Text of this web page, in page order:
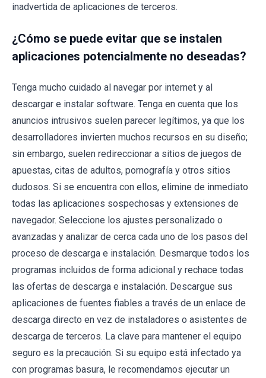
inadvertida de aplicaciones de terceros.
¿Cómo se puede evitar que se instalen
aplicaciones potencialmente no deseadas?
Tenga mucho cuidado al navegar por internet y al
descargar e instalar software. Tenga en cuenta que los
anuncios intrusivos suelen parecer legítimos, ya que los
desarrolladores invierten muchos recursos en su diseño;
sin embargo, suelen redireccionar a sitios de juegos de
apuestas, citas de adultos, pornografía y otros sitios
dudosos. Si se encuentra con ellos, elimine de inmediato
todas las aplicaciones sospechosas y extensiones de
navegador. Seleccione los ajustes personalizado o
avanzadas y analizar de cerca cada uno de los pasos del
proceso de descarga e instalación. Desmarque todos los
programas incluidos de forma adicional y rechace todas
las ofertas de descarga e instalación. Descargue sus
aplicaciones de fuentes fiables a través de un enlace de
descarga directo en vez de instaladores o asistentes de
descarga de terceros. La clave para mantener el equipo
seguro es la precaución. Si su equipo está infectado ya
con programas basura, le recomendamos ejecutar un